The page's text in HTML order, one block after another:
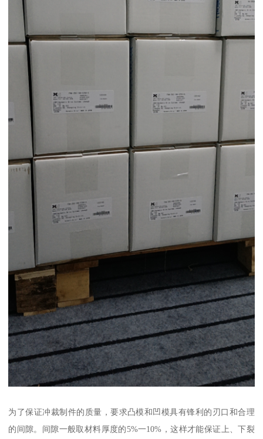
为了保证冲裁制件的质量，要求凸模和凹模具有锋利的刃口和合理
的间隙。间隙一般取材料厚度的5%一10%，这样才能保证上、下裂